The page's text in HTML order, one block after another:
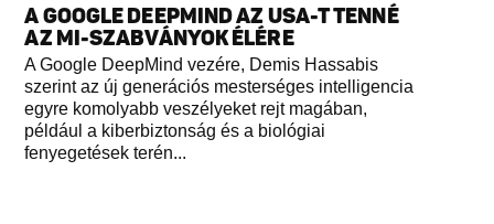
A GOOGLE DEEPMIND AZ USA-T TENNÉ
AZ MI-SZABVÁNYOK ÉLÉRE
A Google DeepMind vezére, Demis Hassabis
szerint az új generációs mesterséges intelligencia
egyre komolyabb veszélyeket rejt magában,
például a kiberbiztonság és a biológiai
fenyegetések terén...